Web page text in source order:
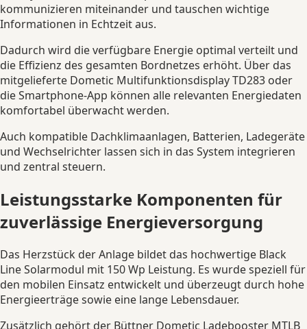
kommunizieren miteinander und tauschen wichtige
Informationen in Echtzeit aus.
Dadurch wird die verfügbare Energie optimal verteilt und
die Effizienz des gesamten Bordnetzes erhöht. Über das
mitgelieferte Dometic Multifunktionsdisplay TD283 oder
die Smartphone-App können alle relevanten Energiedaten
komfortabel überwacht werden.
Auch kompatible Dachklimaanlagen, Batterien, Ladegeräte
und Wechselrichter lassen sich in das System integrieren
und zentral steuern.
Leistungsstarke Komponenten für
zuverlässige Energieversorgung
Das Herzstück der Anlage bildet das hochwertige Black
Line Solarmodul mit 150 Wp Leistung. Es wurde speziell für
den mobilen Einsatz entwickelt und überzeugt durch hohe
Energieerträge sowie eine lange Lebensdauer.
Zusätzlich gehört der Büttner Dometic Ladebooster MTLB